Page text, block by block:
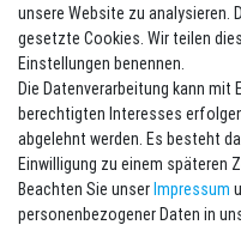
Newsletter eintragen
Melde Dich an um alle Vorteile
die Newsletteranmeldung,
E-MAIL **
Newsletter
Honig
Hiermit bestätige ich, dass ich die
Einwilligung kann ich jederzeit
unsere Website zu analysieren.
gesetzte Cookies. Wir teilen
Einstellungen benennen.
Die Datenverarbeitung kann mit
berechtigten Interesses
abgelehnt werden. Es besteht
Einwilligung zu einem späteren
Beachten Sie unserImpressum
personenbezogener Daten in